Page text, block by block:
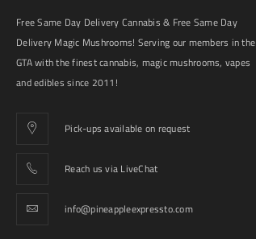
Free Same Day Delivery Cannabis & Free Same Day
Delivery Magic Mushrooms! Serving our members in the
GTA with the finest cannabis, magic mushrooms, vapes
and edibles since 2011!
Pick-ups available on request
Reach us via LiveChat
info@pineappleexpressto.com